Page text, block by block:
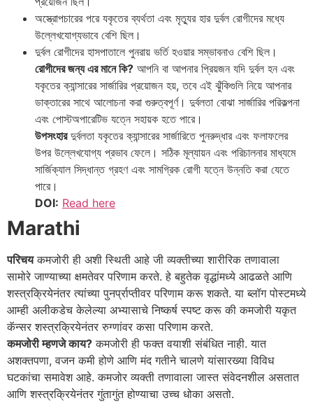
অস্ত্রোপচারের পরে যকৃতের ব্যর্থতা এবং মৃত্যুর হার দুর্বল রোগীদের মধ্যে
উল্লেখযোগ্যভাবে বেশি ছিল।
দুর্বল রোগীদের হাসপাতালে পুনরায় ভর্তি হওয়ার সম্ভাবনাও বেশি ছিল।
রোগীদের জন্য এর মানে কি? আপনি বা আপনার প্রিয়জন যদি দুর্বল হন এবং
যকৃতের ক্যান্সারের সার্জারির প্রয়োজন হয়, তবে এই ঝুঁকিগুলি নিয়ে আপনার
ডাক্তারের সাথে আলোচনা করা গুরুত্বপূর্ণ। দুর্বলতা বোঝা সার্জারির পরিকল্পনা
এবং পোস্টঅপারেটিভ যত্নে সহায়ক হতে পারে।
উপসংহারদুর্বলতা যকৃতের ক্যান্সারের সার্জারিতে পুনরুদ্ধার এবং ফলাফলের
উপর উল্লেখযোগ্য প্রভাব ফেলে। সঠিক মূল্যায়ন এবং পরিচালনার মাধ্যমে
সার্জিক্যাল সিদ্ধান্ত গ্রহণ এবং সামগ্রিক রোগী যত্নে উন্নতি করা যেতে
পারে।
DOI: Read here
Marathi
परिचयकमजोरी ही अशी स्थिती आहे जी व्यक्तीच्या शारीरिक तणावाला
सामोरे जाण्याच्या क्षमतेवर परिणाम करते. हे बहुतेक वृद्धांमध्ये आढळते आणि
शस्त्रक्रियेनंतर त्यांच्या पुनर्प्राप्तीवर परिणाम करू शकते. या ब्लॉग पोस्टमध्ये
आम्ही अलीकडेच केलेल्या अभ्यासाचे निष्कर्ष स्पष्ट करू की कमजोरी यकृत
कॅन्सर शस्त्रक्रियेनंतर रुग्णांवर कसा परिणाम करते.
कमजोरी म्हणजे काय? कमजोरी ही फक्त वयाशी संबंधित नाही. यात
अशक्तपणा, वजन कमी होणे आणि मंद गतीने चालणे यांसारख्या विविध
घटकांचा समावेश आहे. कमजोर व्यक्ती तणावाला जास्त संवेदनशील असतात
आणि शस्त्रक्रियेनंतर गुंतागुंत होण्याचा उच्च धोका असतो.